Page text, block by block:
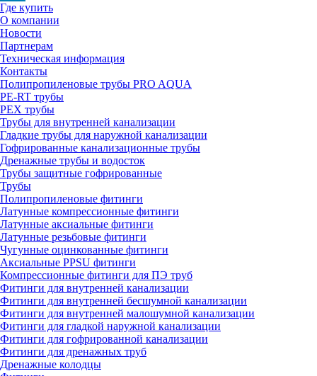
Где купить
О компании
Новости
Партнерам
Техническая информация
Контакты
Полипропиленовые трубы PRO AQUA
PE-RT трубы
PEX трубы
Трубы для внутренней канализации
Гладкие трубы для наружной канализации
Гофрированные канализационные трубы
Дренажные трубы и водосток
Трубы защитные гофрированные
Трубы
Полипропиленовые фитинги
Латунные компрессионные фитинги
Латунные аксиальные фитинги
Латунные резьбовые фитинги
Чугунные оцинкованные фитинги
Аксиальные PPSU фитинги
Компрессионные фитинги для ПЭ труб
Фитинги для внутренней канализации
Фитинги для внутренней бесшумной канализации
Фитинги для внутренней малошумной канализации
Фитинги для гладкой наружной канализации
Фитинги для гофрированной канализации
Фитинги для дренажных труб
Дренажные колодцы